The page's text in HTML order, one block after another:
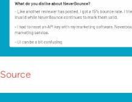
Source